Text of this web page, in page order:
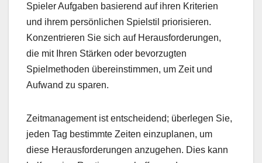
Spieler Aufgaben basierend auf ihren Kriterien
und ihrem persönlichen Spielstil priorisieren.
Konzentrieren Sie sich auf Herausforderungen,
die mit Ihren Stärken oder bevorzugten
Spielmethoden übereinstimmen, um Zeit und
Aufwand zu sparen.
Zeitmanagement ist entscheidend; überlegen Sie,
jeden Tag bestimmte Zeiten einzuplanen, um
diese Herausforderungen anzugehen. Dies kann